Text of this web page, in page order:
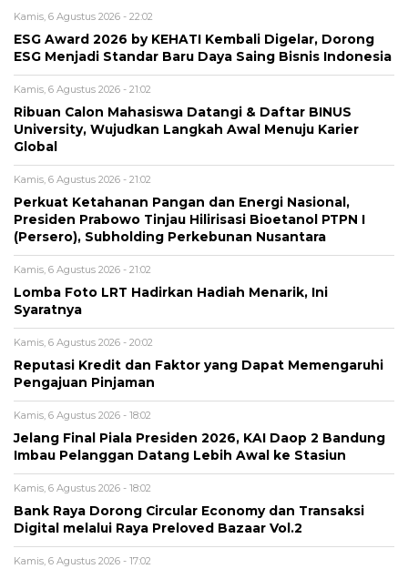
Kamis, 6 Agustus 2026 - 22:02
ESG Award 2026 by KEHATI Kembali Digelar, Dorong
ESG Menjadi Standar Baru Daya Saing Bisnis Indonesia
Kamis, 6 Agustus 2026 - 21:02
Ribuan Calon Mahasiswa Datangi & Daftar BINUS
University, Wujudkan Langkah Awal Menuju Karier
Global
Kamis, 6 Agustus 2026 - 21:02
Perkuat Ketahanan Pangan dan Energi Nasional,
Presiden Prabowo Tinjau Hilirisasi Bioetanol PTPN I
(Persero), Subholding Perkebunan Nusantara
Kamis, 6 Agustus 2026 - 21:02
Lomba Foto LRT Hadirkan Hadiah Menarik, Ini
Syaratnya
Kamis, 6 Agustus 2026 - 20:02
Reputasi Kredit dan Faktor yang Dapat Memengaruhi
Pengajuan Pinjaman
Kamis, 6 Agustus 2026 - 18:02
Jelang Final Piala Presiden 2026, KAI Daop 2 Bandung
Imbau Pelanggan Datang Lebih Awal ke Stasiun
Kamis, 6 Agustus 2026 - 18:02
Bank Raya Dorong Circular Economy dan Transaksi
Digital melalui Raya Preloved Bazaar Vol.2
Kamis, 6 Agustus 2026 - 17:02